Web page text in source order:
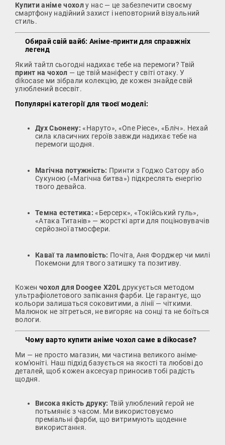
Купити аніме чохолу нас — це забезпечити своєму
смартфону надійний захист і неповторний візуальний
стиль.
Обирай свій вайб: Аніме-принти для справжніх
легенд
Який тайтл сьогодні надихає тебе на перемоги? Твій
принт на чохол — це твій маніфест у світі отаку. У
dikocase ми зібрали колекцію, де кожен знайде свій
улюблений всесвіт.
Популярні категорії для твоєї моделі:
Дух Сьонену: «Наруто», «One Piece», «Бліч». Нехай
сила класичних героїв завжди надихає тебе на
перемоги щодня.
Магічна потужність: Принти з Годжо Сатору або
Сукуною («Магічна битва») підкреслять енергію
твого девайса.
Темна естетика: «Берсерк», «Токійський гуль»,
«Атака Титанів» — жорсткі арти для поціновувачів
серйозної атмосфери.
Каваї та ламповість: Почіта, Аня Форджер чи милі
Покемони для твого затишку та позитиву.
Кожен чохол для Doogee X20L друкується методом
ультрафіолетового запікання фарби. Це гарантує, що
кольори залишаться соковитими, а лінії — чіткими.
Малюнок не зітреться, не вигоряє на сонці та не боїться
вологи.
Чому варто купити аніме чохол саме в dikocase?
Ми — не просто магазин, ми частина великого аніме-
ком'юніті. Наш підхід базується на якості та любові до
деталей, щоб кожен аксесуар приносив тобі радість
щодня.
Висока якість друку: Твій улюблений герой не
потьмяніє з часом. Ми використовуємо
преміальні фарби, що витримують щоденне
використання.